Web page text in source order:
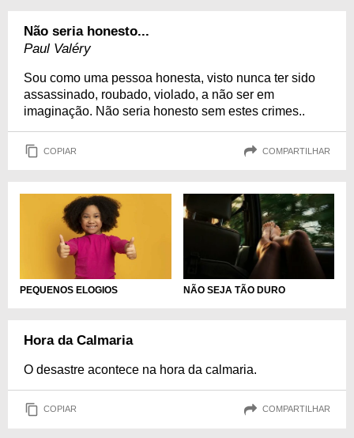
Não seria honesto...
Paul Valéry
Sou como uma pessoa honesta, visto nunca ter sido
assassinado, roubado, violado, a não ser em
imaginação. Não seria honesto sem estes crimes..
COPIAR COMPARTILHAR
PEQUENOS ELOGIOS NÃO SEJA TÃO DURO
Hora da Calmaria
O desastre acontece na hora da calmaria.
COPIAR COMPARTILHAR